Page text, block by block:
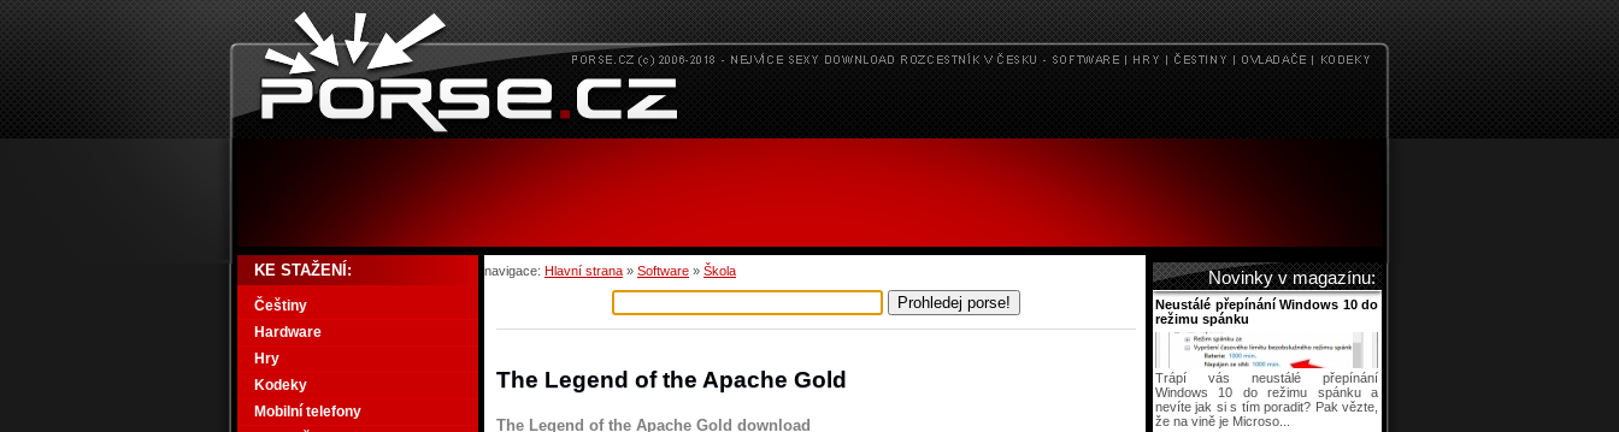
navigace: Hlavní strana » Software » Škola
The Legend of the Apache Gold
The Legend of the Apache Gold download
KE STAŽENÍ:
Češtiny
Hardware
Hry
Kodeky
Mobilní telefony
Novinky v magazínu:
Neustálé přepínání Windows 10 do
režimu spánku
Trápí vás neustálé přepínání
Windows 10 do režimu spánku a
nevíte jak si s tím poradit? Pak vězte,
že na vině je Microso...